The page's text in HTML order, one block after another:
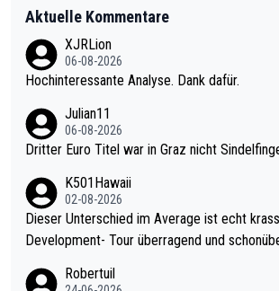
Aktuelle Kommentare
XJRLion
06-08-2026
Hochinteressante Analyse. Dank dafür.
Julian11
06-08-2026
Dritter Euro Titel war in Graz nicht
K501Hawaii
02-08-2026
Dieser Unterschied im Average ist echt krass! 111+ ist für
Development- Tour überragend und
mal 40+ erst recht. Da gewinnst keinen Blumentopf - ist ja noc
Robertuil